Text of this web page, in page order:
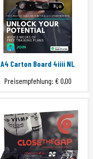
A4 Carton Board 4iiii NL
Preisempfehlung: € 0,00